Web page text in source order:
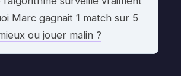
Marc gagnait 1 match sur 5
ou jouer malin ?